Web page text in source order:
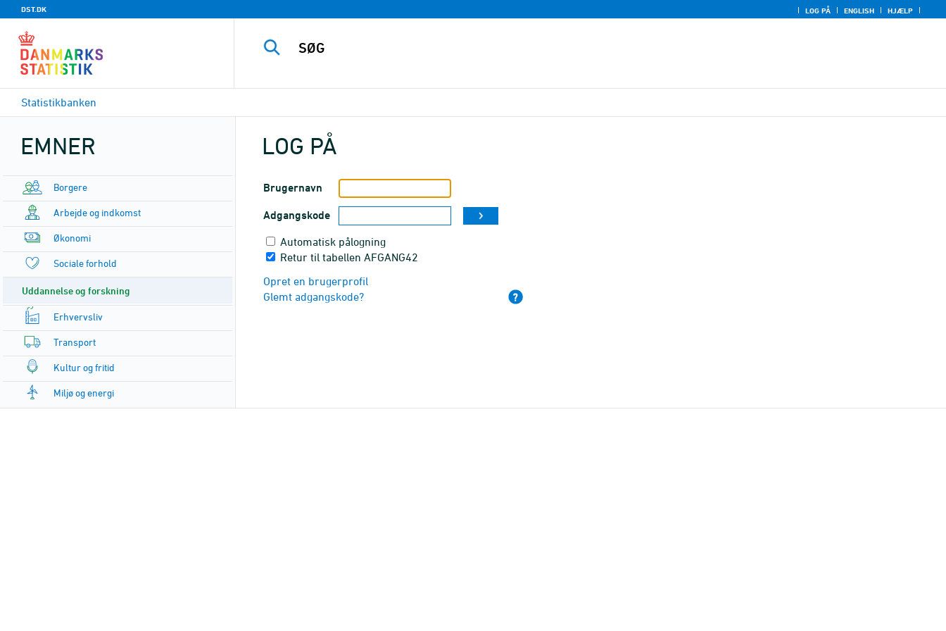
DST.DK LOG PÅ ENGLISH HJÆLP
Statistikbanken
EMNER
Borgere
Arbejde og indkomst
Økonomi
Sociale forhold
Uddannelse og forskning
Erhvervsliv
Transport
Kultur og fritid
Miljø og energi
LOG PÅ
Brugernavn
Adgangskode
Automatisk pålogning
Retur til tabellen AFGANG42
Opret en brugerprofil
Glemt adgangskode?